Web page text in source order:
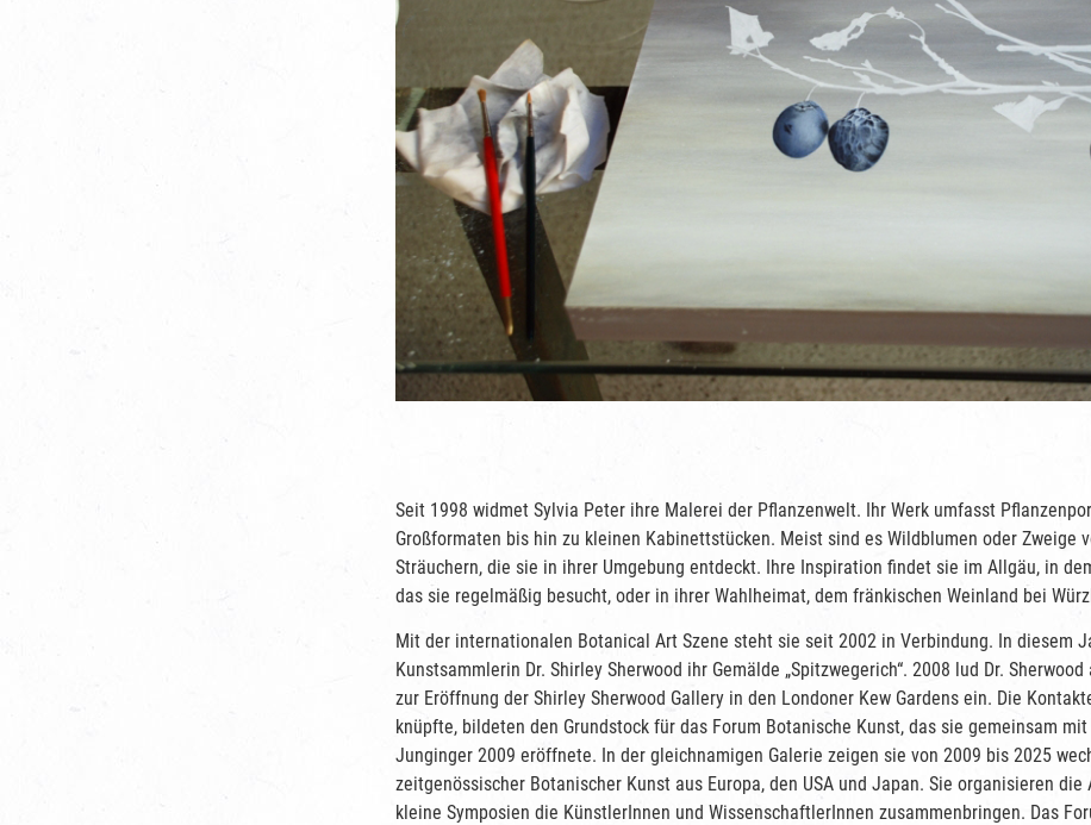
Seit 1998 widmet Sylvia Peter ihre Malerei der Pflanzenwelt. Ihr Werk umfasst
Großformaten bis hin zu kleinen Kabinettstücken. Meist sind es Wildblumen oder Zweige
Sträuchern, die sie in ihrer Umgebung entdeckt. Ihre Inspiration findet sie im Allgäu, in
das sie regelmäßig besucht, oder in ihrer Wahlheimat, dem fränkischen Weinland bei
Mit der internationalen Botanical Art Szene steht sie seit 2002 in Verbindung. In diesem
Kunstsammlerin Dr. Shirley Sherwood ihr Gemälde „Spitzwegerich“. 2008 lud Dr.
zur Eröffnung der Shirley Sherwood Gallery in den Londoner Kew Gardens ein. Die
knüpfte, bildeten den Grundstock für das Forum Botanische Kunst, das sie gemeinsam
Junginger 2009 eröffnete. In der gleichnamigen Galerie zeigen sie von 2009 bis 2025
zeitgenössischer Botanischer Kunst aus Europa, den USA und Japan. Sie organisieren die
kleine Symposien die KünstlerInnen und WissenschaftlerInnen zusammenbringen. Das